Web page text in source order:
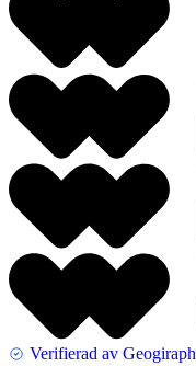
Verifierad av Geogiraph